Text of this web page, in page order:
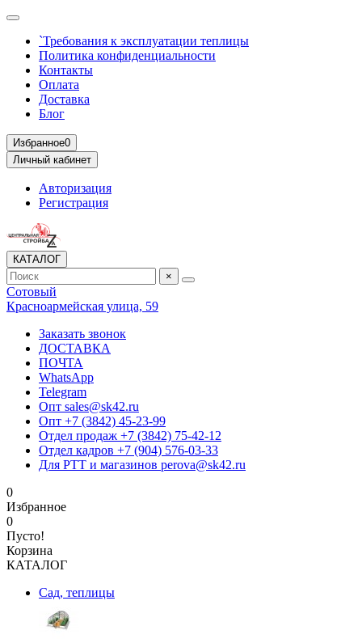
`Требования к эксплуатации теплицы
Политика конфиденциальности
Контакты
Оплата
Доставка
Блог
Избранное0
Личный кабинет
Авторизация
Регистрация
КАТАЛОГ
×
Сотовый
Красноармейская улица, 59
Заказать звонок
ДОСТАВКА
ПОЧТА
WhatsApp
Telegram
Опт sales@sk42.ru
Опт +7 (3842) 45-23-99
Отдел продаж +7 (3842) 75-42-12
Отдел кадров +7 (904) 576-03-33
Для РТТ и магазинов perova@sk42.ru
0
Избранное
0
Пусто!
Корзина
КАТАЛОГ
Сад, теплицы